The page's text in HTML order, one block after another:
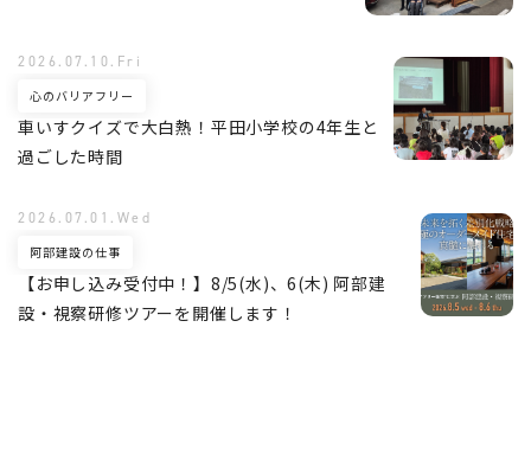
車いすクイズで大白熱！平田小学校の4年生と
過ごした時間
心のバリアフリー
2026.07.10.Fri
【お申し込み受付中！】8/5(水)、6(木) 阿部建
設・視察研修ツアーを開催します！
阿部建設の仕事
2026.07.01.Wed